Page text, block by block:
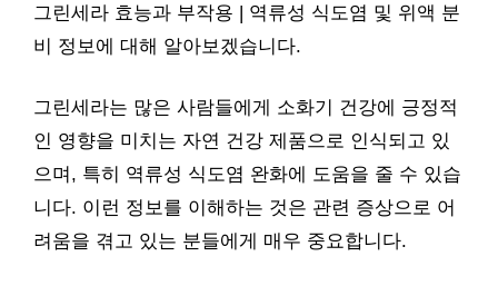
그린세라 효능과 부작용 | 역류성 식도염 및 위액 분
비 정보에 대해 알아보겠습니다.
그린세라는 많은 사람들에게 소화기 건강에 긍정적
인 영향을 미치는 자연 건강 제품으로 인식되고 있
으며, 특히 역류성 식도염 완화에 도움을 줄 수 있습
니다. 이런 정보를 이해하는 것은 관련 증상으로 어
려움을 겪고 있는 분들에게 매우 중요합니다.